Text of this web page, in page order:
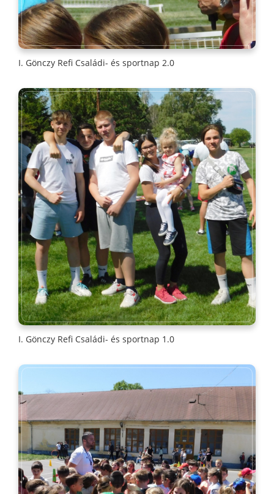
I. Gönczy Refi Családi- és sportnap 2.0
I. Gönczy Refi Családi- és sportnap 1.0